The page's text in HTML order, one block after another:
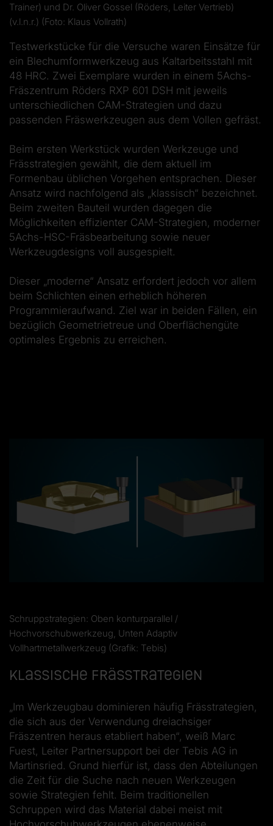
Trainer) und Dr. Oliver Gossel (Röders, Leiter Vertrieb)
(v.l.n.r.) (Foto: Klaus Vollrath)
Testwerkstücke für die Versuche waren Einsätze für
ein Blechumformwerkzeug aus Kaltarbeitsstahl mit
48 HRC. Zwei Exemplare wurden in einem 5Achs-
Fräszentrum Röders RXP 601 DSH mit jeweils
unterschiedlichen CAM-Strategien und dazu
passenden Fräswerkzeugen aus dem Vollen gefräst.
Beim ersten Werkstück wurden Werkzeuge und
Frässtrategien gewählt, die dem aktuell im
Formenbau üblichen Vorgehen entsprachen. Dieser
Ansatz wird nachfolgend als „klassisch“ bezeichnet.
Beim zweiten Bauteil wurden dagegen die
Möglichkeiten effizienter CAM-Strategien, moderner
5Achs-HSC-Fräsbearbeitung sowie neuer
Werkzeugdesigns voll ausgespielt.
Dieser „moderne“ Ansatz erfordert jedoch vor allem
beim Schlichten einen erheblich höheren
Programmieraufwand. Ziel war in beiden Fällen, ein
bezüglich Geometrietreue und Oberflächengüte
optimales Ergebnis zu erreichen.
Schruppstrategien: Oben konturparallel /
Hochvorschubwerkzeug, Unten Adaptiv
Vollhartmetallwerkzeug (Grafik: Tebis)
Klassische Frässtrategien
„Im Werkzeugbau dominieren häufig Frässtrategien,
die sich aus der Verwendung dreiachsiger
Fräszentren heraus etabliert haben“, weiß Marc
Fuest, Leiter Partnersupport bei der Tebis AG in
Martinsried. Grund hierfür ist, dass den Abteilungen
die Zeit für die Suche nach neuen Werkzeugen
sowie Strategien fehlt. Beim traditionellen
Schruppen wird das Material dabei meist mit